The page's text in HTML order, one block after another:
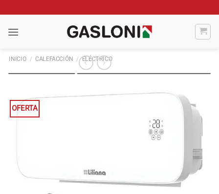
al
contenido
INICIO / CALEFACCIÓN / ELÉCTRICO
OFERTA